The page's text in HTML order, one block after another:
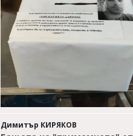
Димитър КИРЯКОВ